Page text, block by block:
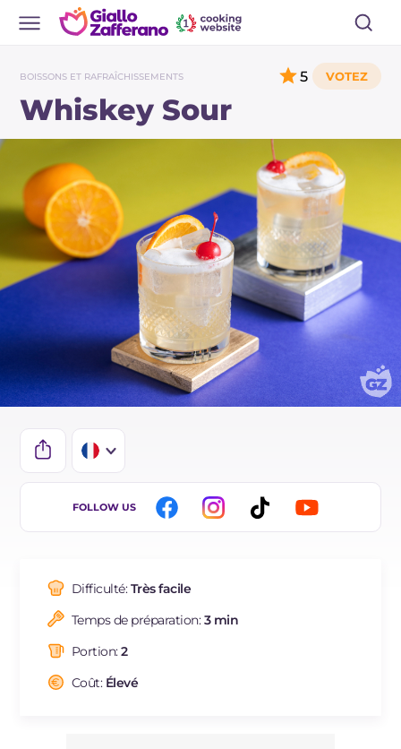
BOISSONS ET RAFRAÎCHISSEMENTS
Whiskey Sour
5
IT
DE
BR
NL
FOLLOW US
Difficulté:Très facile
Temps de préparation:3 min
Portion:2
Coût: Élevé